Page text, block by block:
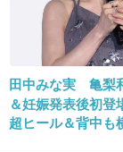
2013/08/14(水)
タバコのシーン
人も出てくるだろ
賛否両論、タバ
を考察する(エキ
田中みな実 亀梨
＆妊娠発表後初登
超ヒール＆背中も
ドレスで祝福に笑